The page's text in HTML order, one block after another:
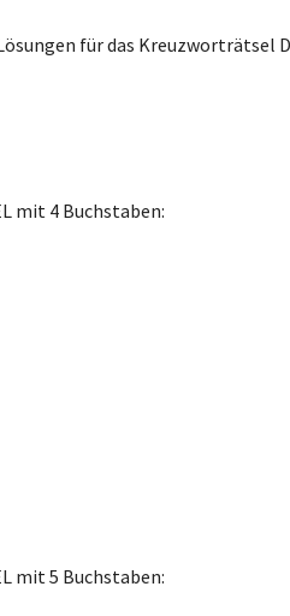
für das Kreuzworträtsel
mit 4 Buchstaben:
mit 5 Buchstaben: